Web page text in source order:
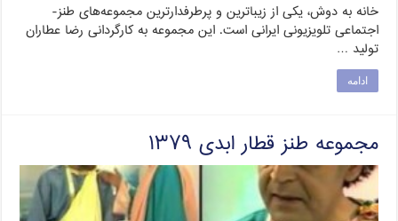
خانه به دوش، یکی از زیباترین و پرطرفدارترین مجموعه‌های طنز-
اجتماعی تلویزیونی ایرانی است. این مجموعه به کارگردانی رضا عطاران
تولید …
ادامه
مجموعه طنز قطار ابدی ۱۳۷۹